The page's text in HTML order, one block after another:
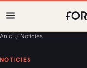
Aniciu/ Noticies
NOTICIES